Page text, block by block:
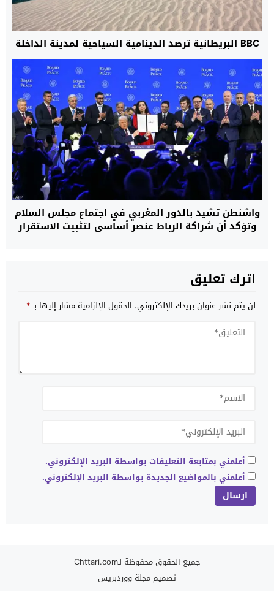
BBC البريطانية ترصد الدينامية السياحية لمدينة الداخلة
واشنطن تشيد بالدور المغربي في اجتماع مجلس السلام
وتؤكد أن شراكة الرباط عنصر أساسي لتثبيت الاستقرار
اترك تعليق
لن يتم نشر عنوان بريدك الإلكتروني. الحقول الإلزامية مشار إليها بـ*
أعلمني بمتابعة التعليقات بواسطة البريد الإلكتروني.
أعلمني بالمواضيع الجديدة بواسطة البريد الإلكتروني.
جميع الحقوق محفوظة لـChttari.com
تصميممجلة ووردبريس